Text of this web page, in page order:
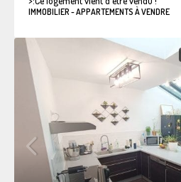
IMMOBILIER - APPARTEMENTS À VENDRE